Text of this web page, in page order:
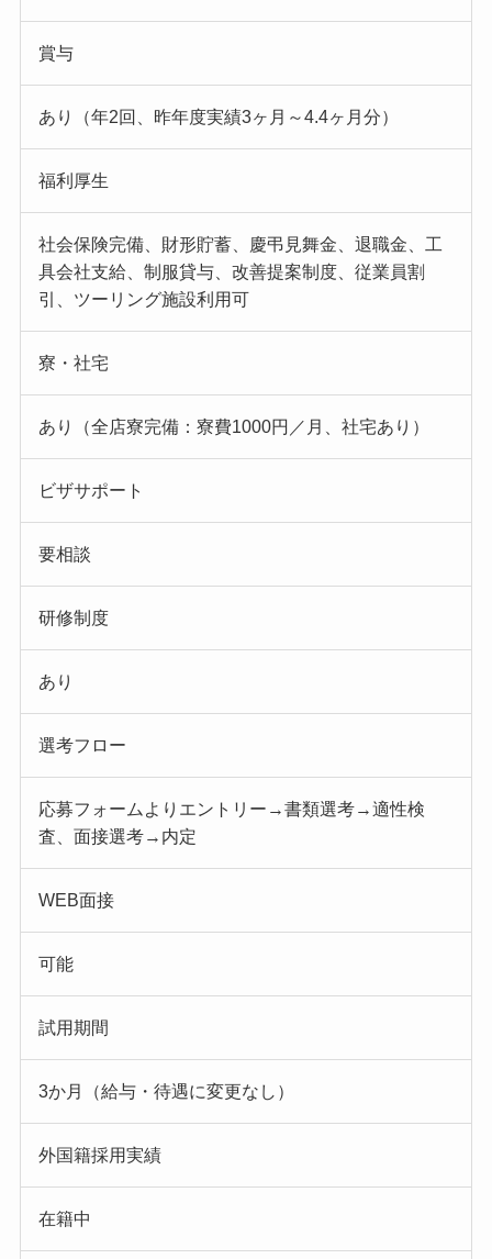
賞与
あり（年2回、昨年度実績3ヶ月～4.4ヶ月分）
福利厚生
社会保険完備、財形貯蓄、慶弔見舞金、退職金、工
具会社支給、制服貸与、改善提案制度、従業員割
引、ツーリング施設利用可
寮・社宅
あり（全店寮完備：寮費1000円／月、社宅あり）
ビザサポート
要相談
研修制度
あり
選考フロー
応募フォームよりエントリー→書類選考→適性検
査、面接選考→内定
WEB面接
可能
試用期間
3か月（給与・待遇に変更なし）
外国籍採用実績
在籍中